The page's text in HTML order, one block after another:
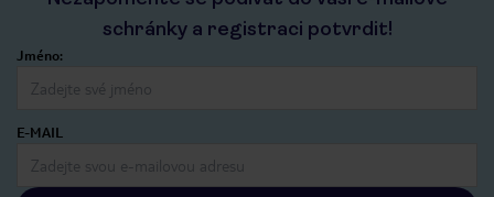
schránky a registraci potvrdit!
Jméno:
E-MAIL